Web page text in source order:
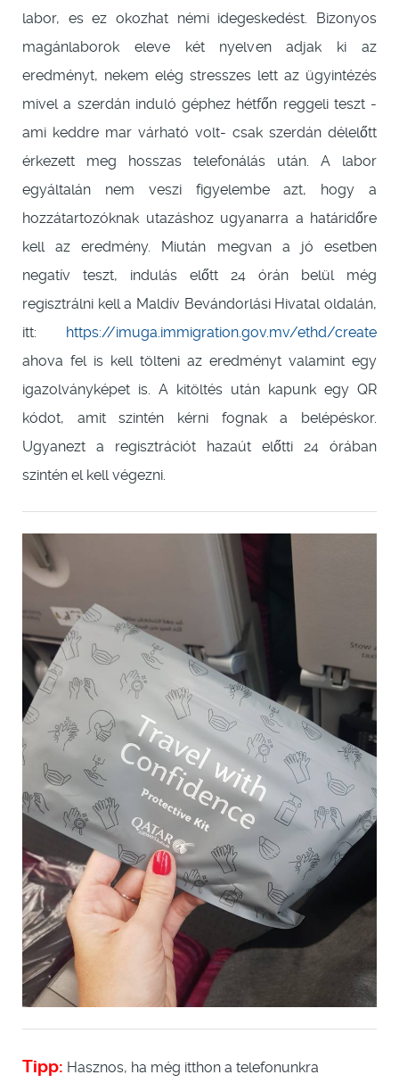
labor, es ez okozhat némi idegeskedést. Bizonyos
magánlaborok eleve két nyelven adjak ki az
eredményt, nekem elég stresszes lett az ügyintézés
mivel a szerdán induló géphez hétfőn reggeli teszt -
ami keddre mar várható volt- csak szerdán délelőtt
érkezett meg hosszas telefonálás után. A labor
egyáltalán nem veszi figyelembe azt, hogy a
hozzátartozóknak utazáshoz ugyanarra a határidőre
kell az eredmény. Miután megvan a jó esetben
negatív teszt, indulás előtt 24 órán belül még
regisztrálni kell a Maldív Bevándorlási Hivatal oldalán,
itt:
https://imuga.immigration.gov.mv/ethd/create
ahova fel is kell tölteni az eredményt valamint egy
igazolványképet is. A kitöltés után kapunk egy QR
kódot, amit szintén kérni fognak a belépéskor.
Ugyanezt a regisztrációt hazaút előtti 24 órában
szintén el kell végezni.
Tipp: Hasznos, ha még itthon a telefonunkra